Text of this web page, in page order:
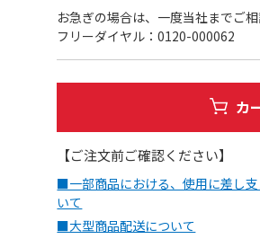
お急ぎの場合は、一度当社までご相
フリーダイヤル：0120-000062
カ
【ご注文前ご確認ください】
■一部商品における、使用に差し
いて
■大型商品配送について